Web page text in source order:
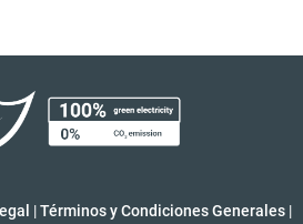
|Términos y Condiciones Generales |